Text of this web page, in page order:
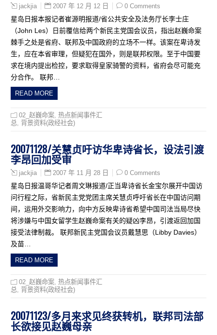
jackjia 2007 年 12 月 12 日 0 Comments
星岛日报本报记者崔源明报道/省公共安全及法务厅长李士庄
（John Les）日前覆信给两个新民主党国会议员，指出赵巍命案
棘手之处是省府、联邦及中国政府的立场不一样。该案在卑诗发
生，应在本省审理，但疑犯在国外，则是联邦权限。至于中国要
求在境内提出检控，要求取得皇家骑警的资料，省府会尽可能充
分合作。 联邦…
READ MORE
02_赵巍命案 ,热点新闻事件汇
总
背景资料(政经社会)
20071128/关慧贞吁访华卑诗省长，设法引渡
李昂回加受审
jackjia 2007 年 11 月 28 日 0 Comments
星岛日报温哥华记者周文琳报道/正当卑诗省长金宝尔展开中国访
问行程之际，省新民主党党团主席关慧贞呼吁省长在中国访问期
间，运用外交影响力，向中方反映卑诗省希望中国司法当局尽快
将涉嫌与中国女留学生赵巍命案有关的疑凶李昂，引渡返回加国
接受法律制裁。 联邦新民主党国会议员戴慧思（Libby Davies）
及苗…
READ MORE
02_赵巍命案 ,热点新闻事件汇
总
背景资料(政经社会)
20071123/多月来求见终获转机，联邦司法部
长欲接见赵巍母亲